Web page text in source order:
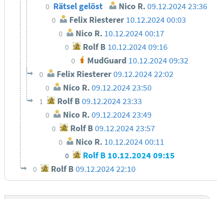
0 Rätsel gelöst Nico R.09.12.2024 23:36
0 Felix Riesterer 10.12.2024 00:03
0 Nico R. 10.12.2024 00:17
0 Rolf B 10.12.2024 09:16
0 MudGuard 10.12.2024 09:32
0 Felix Riesterer09.12.2024 22:02
0 Nico R.09.12.2024 23:50
1 Rolf B 09.12.2024 23:33
0 Nico R.09.12.2024 23:49
0 Rolf B09.12.2024 23:57
0 Nico R. 10.12.2024 00:11
0 Rolf B 10.12.2024 09:15
0 Rolf B09.12.2024 22:10